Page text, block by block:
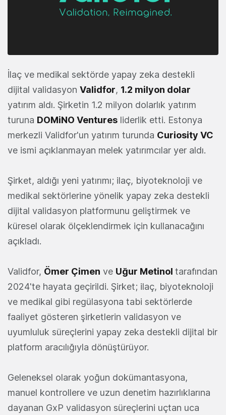
İlaç ve medikal sektörde yapay zeka destekli
dijital validasyon Validfor, 1.2 milyon dolar
yatırım aldı. Şirketin 1.2 milyon dolarlık yatırım
turuna DOMiNO Ventures liderlik etti. Estonya
merkezli Validfor'un yatırım turunda Curiosity VC
ve ismi açıklanmayan melek yatırımcılar yer aldı.
Şirket, aldığı yeni yatırımı; ilaç, biyoteknoloji ve
medikal sektörlerine yönelik yapay zeka destekli
dijital validasyon platformunu geliştirmek ve
küresel olarak ölçeklendirmek için kullanacağını
açıkladı.
Validfor, Ömer Çimen ve Uğur Metinol tarafından
2024'te hayata geçirildi. Şirket; ilaç, biyoteknoloji
ve medikal gibi regülasyona tabi sektörlerde
faaliyet gösteren şirketlerin validasyon ve
uyumluluk süreçlerini yapay zeka destekli dijital bir
platform aracılığıyla dönüştürüyor.
Geleneksel olarak yoğun dokümantasyona,
manuel kontrollere ve uzun denetim hazırlıklarına
dayanan GxP validasyon süreçlerini uçtan uca